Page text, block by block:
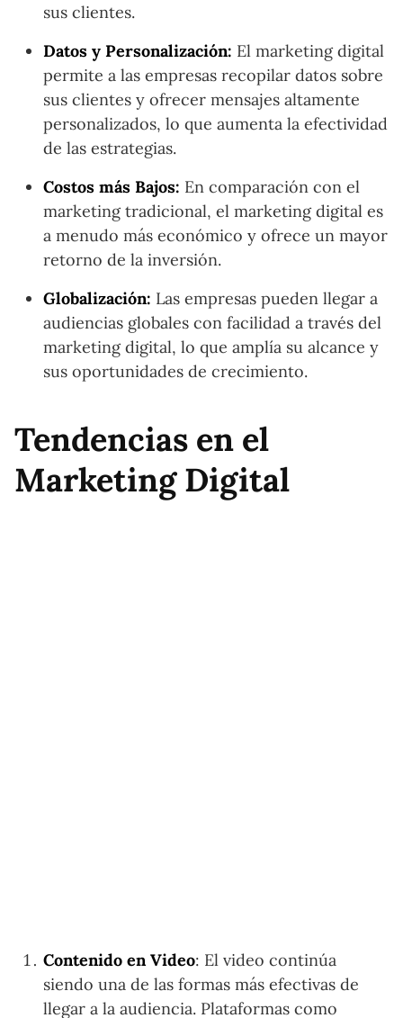
sus clientes.
Datos y Personalización: El marketing digital
permite a las empresas recopilar datos sobre
sus clientes y ofrecer mensajes altamente
personalizados, lo que aumenta la efectividad
de las estrategias.
Costos más Bajos: En comparación con el
marketing tradicional, el marketing digital es
a menudo más económico y ofrece un mayor
retorno de la inversión.
Globalización: Las empresas pueden llegar a
audiencias globales con facilidad a través del
marketing digital, lo que amplía su alcance y
sus oportunidades de crecimiento.
Tendencias en el
Marketing Digital
Contenido en Video: El video continúa
siendo una de las formas más efectivas de
llegar a la audiencia. Plataformas como